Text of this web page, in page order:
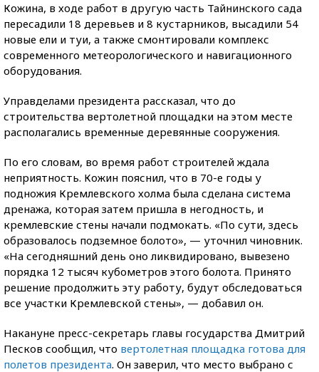
Кожина, в ходе работ в другую часть Тайнинского сада
пересадили 18 деревьев и 8 кустарников, высадили 54
новые ели и туи, а также смонтировали комплекс
современного метеорологического и навигационного
оборудования.
Управделами президента рассказал, что до
строительства вертолетной площадки на этом месте
располагались временные деревянные сооружения.
По его словам, во время работ строителей ждала
неприятность. Кожин пояснил, что в 70-е годы у
подножия Кремлевского холма была сделана система
дренажа, которая затем пришла в негодность, и
кремлевские стены начали подмокать. «По сути, здесь
образовалось подземное болото», — уточнил чиновник.
«На сегодняшний день оно ликвидировано, вывезено
порядка 12 тысяч кубометров этого болота. Принято
решение продолжить эту работу, будут обследоваться
все участки Кремлевской стены», — добавил он.
Накануне пресс-секретарь главы государства Дмитрий
Песков сообщил, что вертолетная площадка готова для
полетов президента. Он заверил, что место выбрано с